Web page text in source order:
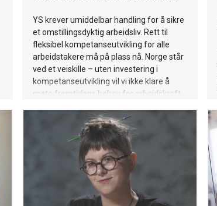
YS krever umiddelbar handling for å sikre
et omstillingsdyktig arbeidsliv. Rett til
fleksibel kompetanseutvikling for alle
arbeidstakere må på plass nå. Norge står
ved et veiskille – uten investering i
kompetanseutvikling vil vi ikke klare å
møte fremtidens behov for arbeidskraft.